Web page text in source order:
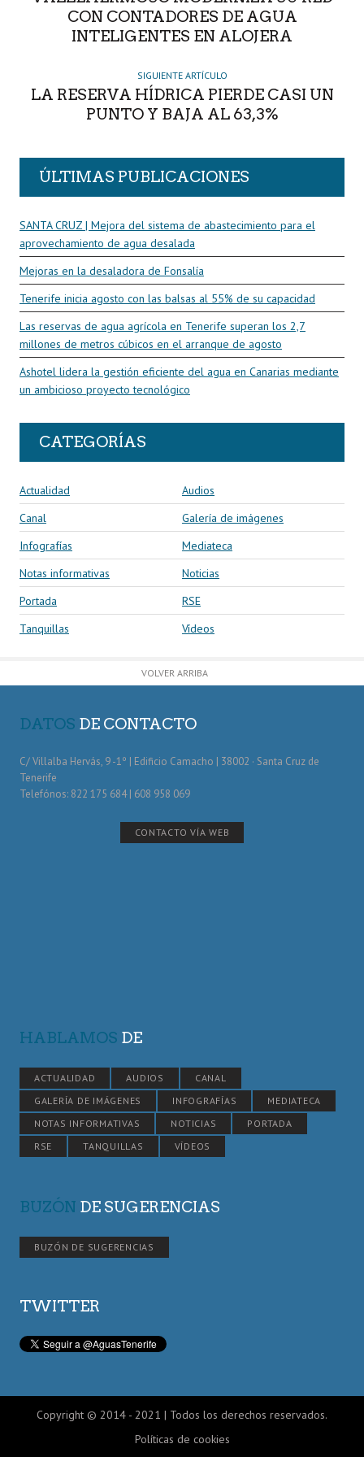
CON CONTADORES DE AGUA
INTELIGENTES EN ALOJERA
SIGUIENTE ARTÍCULO
LA RESERVA HÍDRICA PIERDE CASI UN
PUNTO Y BAJA AL 63,3%
ÚLTIMAS PUBLICACIONES
SANTA CRUZ | Mejora del sistema de abastecimiento para el
aprovechamiento de agua desalada
Mejoras en la desaladora de Fonsalía
Tenerife inicia agosto con las balsas al 55% de su capacidad
Las reservas de agua agrícola en Tenerife superan los 2,7
millones de metros cúbicos en el arranque de agosto
Ashotel lidera la gestión eficiente del agua en Canarias mediante
un ambicioso proyecto tecnológico
CATEGORÍAS
Actualidad
Audios
Canal
Galería de imágenes
Infografías
Mediateca
Notas informativas
Noticias
Portada
RSE
Tanquillas
Vídeos
VOLVER ARRIBA
DATOS DE CONTACTO
C/ Villalba Hervás, 9 -1º | Edificio Camacho | 38002 · Santa Cruz de
Tenerife
Telefónos: 822 175 684 | 608 958 069
CONTACTO VÍA WEB
HABLAMOS DE
ACTUALIDAD AUDIOS
CANAL
GALERÍA DE IMÁGENES
INFOGRAFÍAS
MEDIATECA
NOTAS INFORMATIVAS
NOTICIAS
PORTADA
RSE
TANQUILLAS VÍDEOS
BUZÓN DE SUGERENCIAS
BUZÓN DE SUGERENCIAS
TWITTER
Copyright © 2014 - 2021 | Todos los derechos reservados.
Políticas de cookies